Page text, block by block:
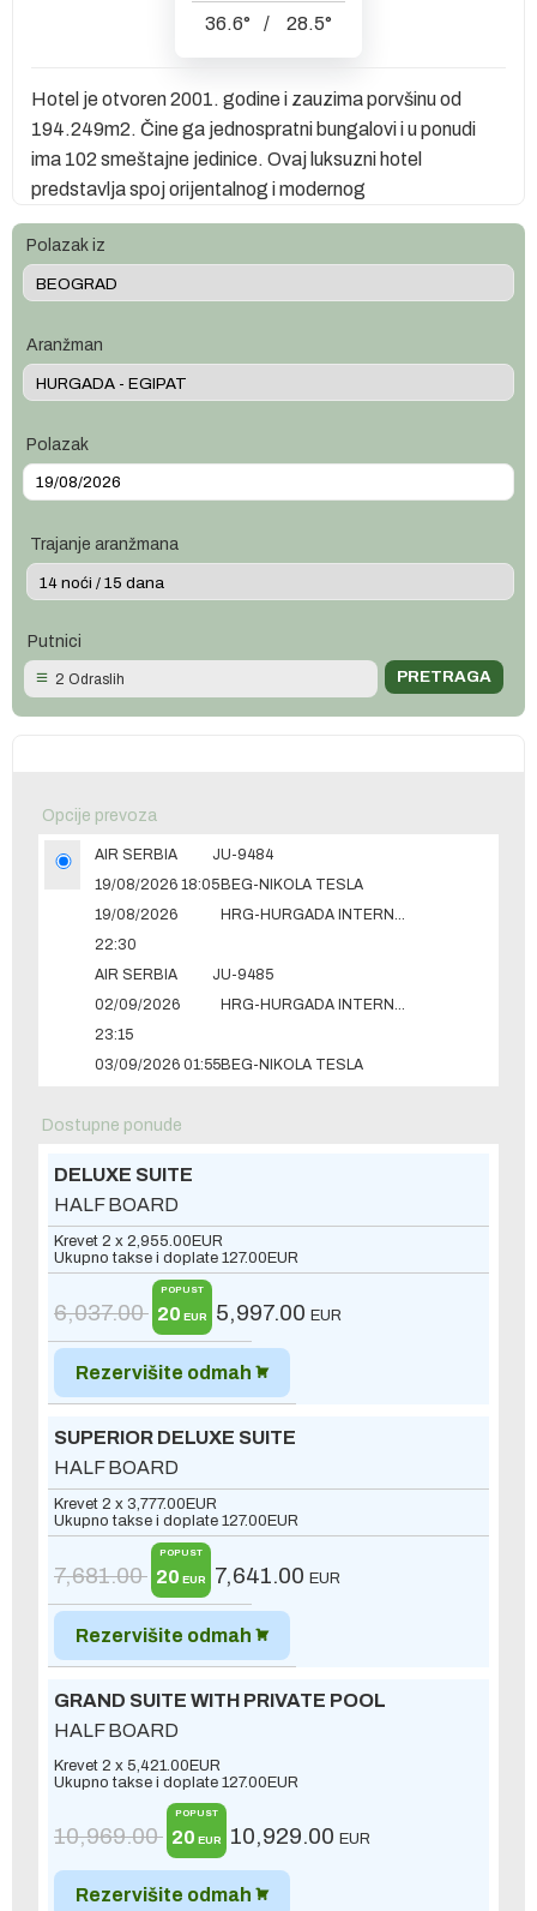
36.6° / 28.5°
Hotel je otvoren 2001. godine i zauzima porvšinu od
194.249m2. Čine ga jednospratni bungalovi i u ponudi
ima 102 smeštajne jedinice. Ovaj luksuzni hotel
predstavlja spoj orijentalnog i modernog
Polazak iz
Aranžman
Polazak
Trajanje aranžmana
Putnici
2 Odraslih
Opcije prevoza
AIR SERBIA
JU-9484
19/08/2026 18:05BEG-NIKOLA TESLA
19/08/2026
22:30
AIR SERBIA
JU-9485
02/09/2026
23:15
03/09/2026 01:55BEG-NIKOLA TESLA
Dostupne ponude
DELUXE SUITE
HALF BOARD
Krevet 2 x 2,955.00EUR
Ukupno takse i doplate 127.00EUR
6,037.00
POPUST
20 EUR 5,997.00 EUR
Rezervišite odmah
SUPERIOR DELUXE SUITE
HALF BOARD
Krevet 2 x 3,777.00EUR
Ukupno takse i doplate 127.00EUR
7,681.00
POPUST
20 EUR 7,641.00 EUR
Rezervišite odmah
GRAND SUITE WITH PRIVATE POOL
HALF BOARD
Krevet 2 x 5,421.00EUR
Ukupno takse i doplate 127.00EUR
10,969.00
POPUST
20 EUR 10,929.00 EUR
Rezervišite odmah